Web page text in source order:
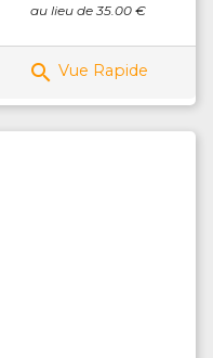
au lieu de 35.00 €
 Vue Rapide